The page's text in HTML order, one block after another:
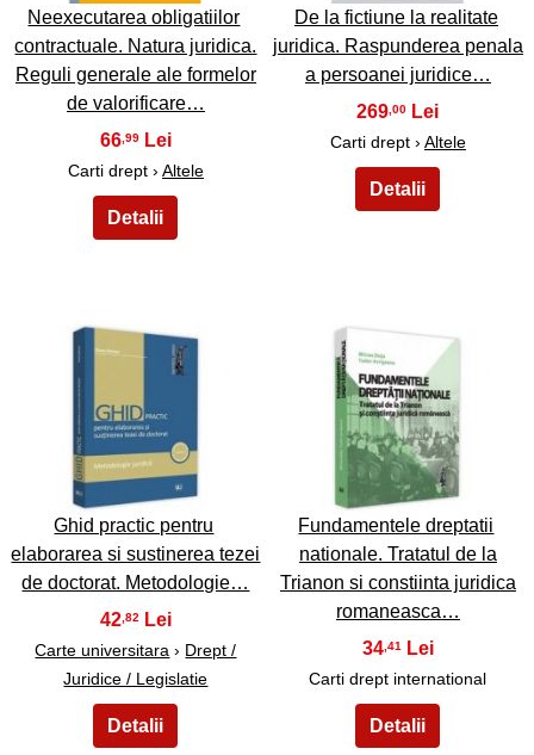
Neexecutarea obligatiilor
contractuale. Natura juridica.
Reguli generale ale formelor
de valorificare…
66,99
Carti drept › Altele
De la fictiune la realitate
juridica. Raspunderea penala
a persoanei juridice…
269 ,00
Carti drept › Altele
31
Ghid practic pentru
elaborarea si sustinerea tezei
de doctorat. Metodologie…
42 ,82
Carte universitara › Drept /
Juridice / Legislatie
32
Fundamentele dreptatii
nationale. Tratatul de la
Trianon si constiinta juridica
romaneasca…
34 ,41
Carti drept international